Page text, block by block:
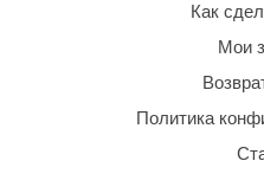
Как
Мои
Политика